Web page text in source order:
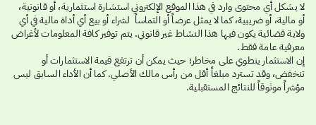
لا يشكل أي محتوى وارد في هذا الموقع الإلكتروني استشارة استثمارية، أو قانونية،
أو مالية، أو ضريبية، كما لا يمثل عرضاً أو التماساً لشراء أو بيع أي أداة مالية في أي
ولاية قضائية يكون فيها هذا النشاط غير قانوني. يتم توفير كافة المعلومات لأغراض
معرفية عامة فقط.
إن الاستثمار ينطوي على مخاطر؛ حيث يمكن أن ترتفع قيمة الاستثمارات أو
تنخفض، وقد تسترد مبلغاً أقل من رأس مالك الأصلي. كما أن الأداء السابق ليس
مؤشراً موثوقاً للنتائج المستقبلية.